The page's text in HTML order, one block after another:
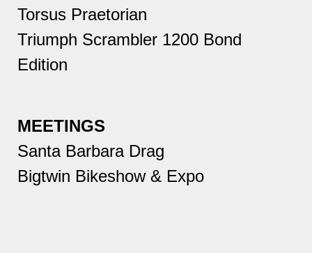
Torsus Praetorian
Triumph Scrambler 1200 Bond
Edition
MEETINGS
Santa Barbara Drag
Bigtwin Bikeshow & Expo